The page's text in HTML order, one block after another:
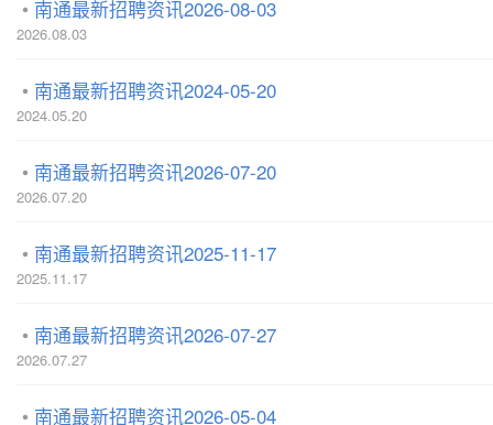
南通最新招聘资讯2026-08-03
2026.08.03
南通最新招聘资讯2024-05-20
2024.05.20
南通最新招聘资讯2026-07-20
2026.07.20
南通最新招聘资讯2025-11-17
2025.11.17
南通最新招聘资讯2026-07-27
2026.07.27
南通最新招聘资讯2026-05-04